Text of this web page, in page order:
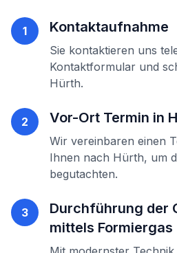
1 Kontaktaufnahme
Sie kontaktieren uns
Kontaktformular und
Hürth.
2 Vor-Ort Termin in
Wir vereinbaren einen
Ihnen nach Hürth, um
begutachten.
3 Durchführung der
mittels Formiergas